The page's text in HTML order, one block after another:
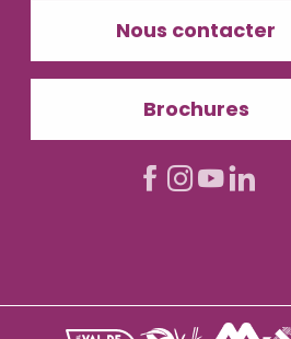
Nous contacter
Brochures